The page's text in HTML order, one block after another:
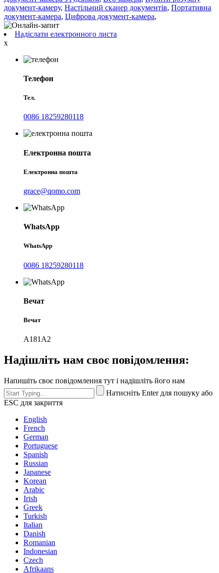
документ-камеру, Настільний сканер документів, Портативна
документ-камера, Цифрова документ-камера,
Надіслати електронного листа
x
Телефон
Тел.
0086 18259280118
Електронна пошта
Електронна пошта
grace@qomo.com
WhatsApp
WhatsApp
0086 18259280118
Вечат
Вечат
А181А2
Надішліть нам своє повідомлення:
Напишіть своє повідомлення тут і надішліть його нам
Натисніть Enter для пошуку або
ESC для закриття
English
French
German
Portuguese
Spanish
Russian
Japanese
Korean
Arabic
Irish
Greek
Turkish
Italian
Danish
Romanian
Indonesian
Czech
Afrikaans